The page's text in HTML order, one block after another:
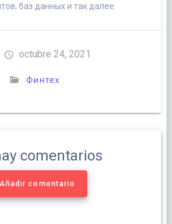
баз данных и так далее.
octubre 24, 2021
Финтех
comentarios
Añadir comentario